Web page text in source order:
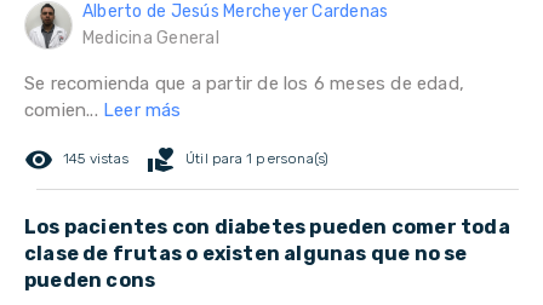
Alberto de Jesús Mercheyer Cardenas
Medicina General
Se recomienda que a partir de los 6 meses de edad,
comien... Leer más
remove_red_eye 145 vistas volunteer_activism Útil para 1 persona(s)
Los pacientes con diabetes pueden comer toda
clase de frutas o existen algunas que no se
pueden cons